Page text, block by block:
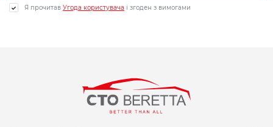
Я прочитав Угода користувача і згоден з вимогами